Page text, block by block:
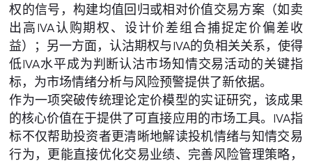
权的信号，构建均值回归或相对价值交易方案（如卖
出高IVA认购期权、设计价差组合捕捉定价偏差收
益）；另一方面，认沽期权与IVA的负相关关系，使得
低IVA水平成为判断认沽市场知情交易活动的关键指
标，为市场情绪分析与风险预警提供了新依据。
作为一项突破传统理论定价模型的实证研究，该成果
的核心价值在于提供了可直接应用的市场工具。IVA指
标不仅帮助投资者更清晰地解读投机情绪与知情交易
行为，更能直接优化交易业绩、完善风险管理策略，